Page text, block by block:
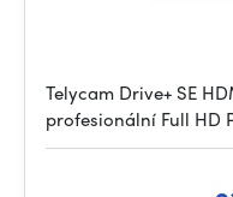
Telycam Drive+ SE
profesionální Full HD